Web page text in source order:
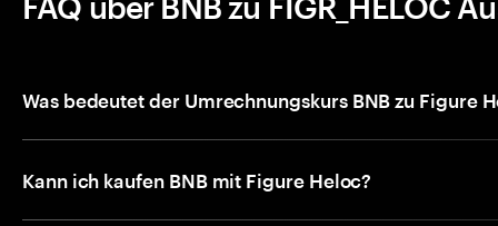
Was bedeutet der Umrechnungskurs BNB zu Figure
Kann ich kaufen BNB mit Figure Heloc?